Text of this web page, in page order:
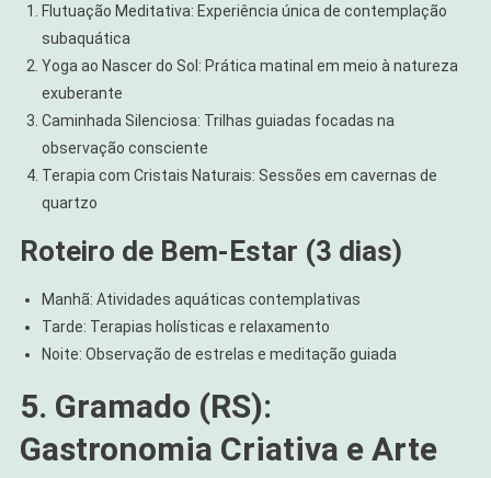
Flutuação Meditativa: Experiência única de contemplação
subaquática
Yoga ao Nascer do Sol: Prática matinal em meio à natureza
exuberante
Caminhada Silenciosa: Trilhas guiadas focadas na
observação consciente
Terapia com Cristais Naturais: Sessões em cavernas de
quartzo
Roteiro de Bem-Estar (3 dias)
Manhã: Atividades aquáticas contemplativas
Tarde: Terapias holísticas e relaxamento
Noite: Observação de estrelas e meditação guiada
5. Gramado (RS):
Gastronomia Criativa e Arte